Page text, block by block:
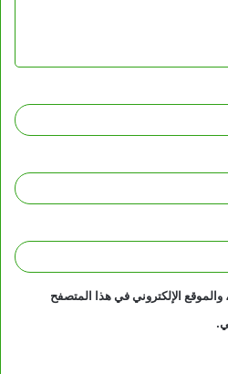
الإلكتروني في هذا المتصفح